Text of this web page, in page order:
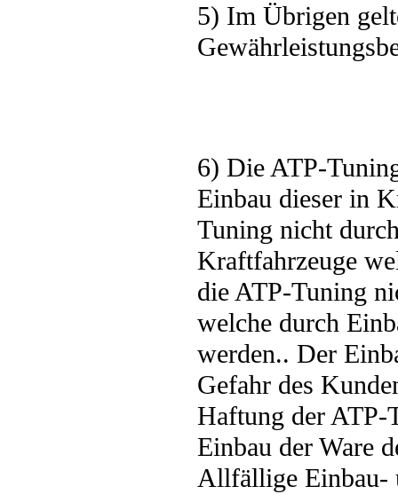
5) Im Übrigen
6) Die ATP-
Einbau dieser in
Tuning nicht
Kraftfahrzeuge
die ATP-Tuning
welche durch
werden.. Der
Gefahr des
Haftung der ATP-
Einbau der Ware
Allfällige Einbau-